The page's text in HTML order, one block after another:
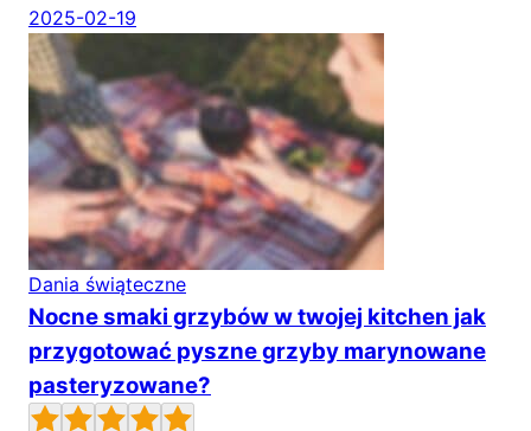
2025-02-19
Dania świąteczne
Nocne smaki grzybów w twojej kitchen jak
przygotować pyszne grzyby marynowane
pasteryzowane?